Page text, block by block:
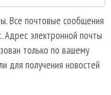
Все почтовые сообщения
Адрес электронной почты
только по вашему
для получения новостей